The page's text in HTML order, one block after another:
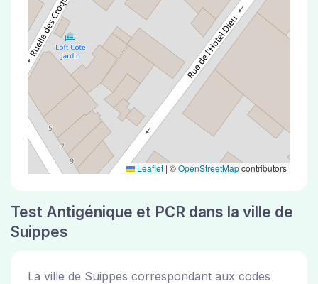
Leaflet | ©OpenStreetMapcontributors
Test Antigénique et PCR dans la ville de
Suippes
La ville de Suippes correspondant aux codes